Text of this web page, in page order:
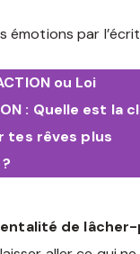
émotions par
ou Loi
: Quelle est la
tes rêves plus
de